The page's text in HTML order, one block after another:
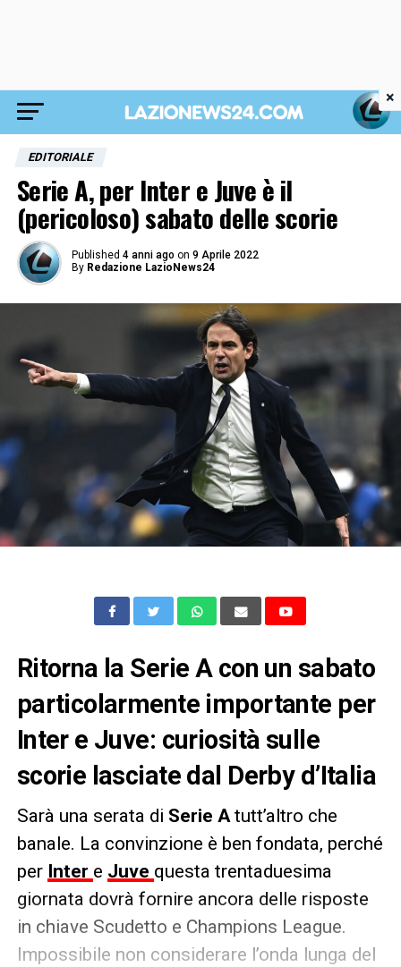
EDITORIALE
Serie A, per Inter e Juve è il
(pericoloso) sabato delle scorie
Published 4 anni ago on 9 Aprile 2022
By Redazione LazioNews24
Ritorna la Serie A con un sabato
particolarmente importante per
Inter e Juve: curiosità sulle
scorie lasciate dal Derby d’Italia
Sarà una serata di Serie Atutt’altro che
banale. La convinzione è ben fondata, perché
per Inter e Juve questa trentaduesima
giornata dovrà fornire ancora delle risposte
in chiave Scudetto e Champions League.
Impossibile non considerare l’onda lunga del
×